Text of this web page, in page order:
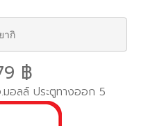
ากิ
฿
อลล์ ประตูทางออก 5